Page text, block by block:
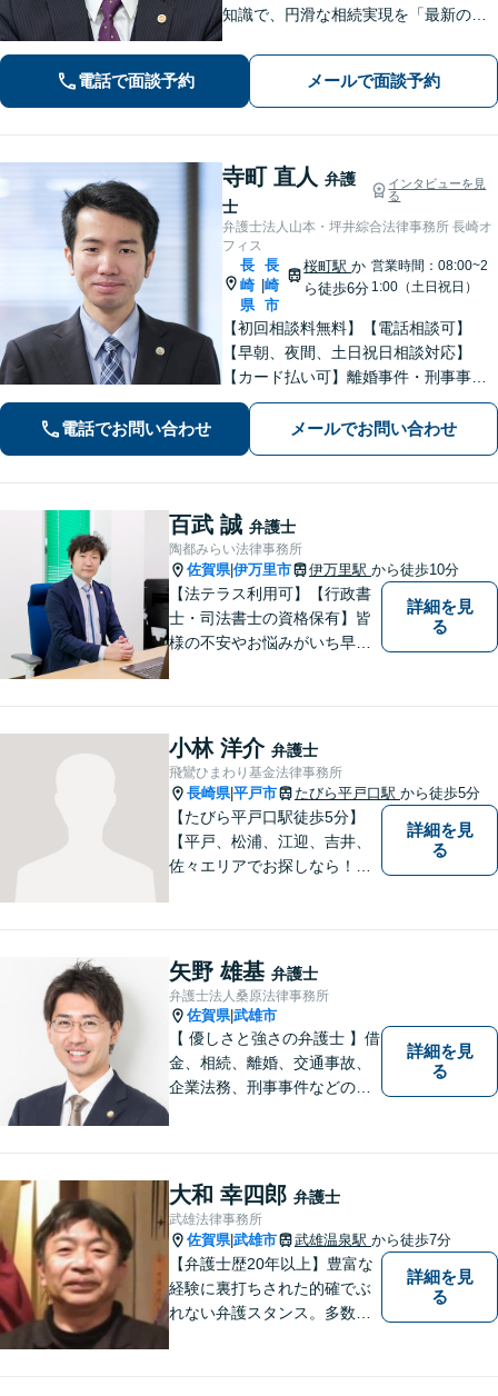
知識で、円滑な相続実現を「最新の法
交渉して賠償金アップに努めます。後
遺障害等級認定を一からサポート【夜
間・休日面談可】
電話で面談予約 メールで面談予約
寺町 直人 弁護
士
インタビューを見
る
弁護士法人山本・坪井綜合法律事務所 長崎オ
フィス
長
崎
県
|
長
崎
市
桜町駅か
ら徒歩6分
営業時間：08:00~2
1:00（土日祝日）
【初回相談料無料】【電話相談可】
【早朝、夜間、土日祝日相談対応】
【カード払い可】離婚事件・刑事事
件・交通事故の専門弁護士があなたの
お悩みを解決いたします。一人で悩ま
ずに新たな一歩をわたしたちと。
電話でお問い合わせ メールでお問い合わせ
百武 誠 弁護士
陶都みらい法律事務所
佐賀県|伊万里市 伊万里駅 から徒歩10分
【法テラス利用可】【行政書
士・司法書士の資格保有】皆
様の不安やお悩みがいち早く
たします。また、依頼者様が
お悩みを話しやすい環境作り
を心がけております。
詳細を見
る
小林 洋介 弁護士
飛鸞ひまわり基金法律事務所
長崎県|平戸市 たびら平戸口駅 から徒歩5分
【たびら平戸口駅徒歩5分】
【平戸、松浦、江迎、吉井、
佐々エリアでお探しなら！】
ど、相談しやすい環境完備◎
地域の皆様のために活動する
弁護士。【駐車場あり】
詳細を見
る
矢野 雄基 弁護士
弁護士法人桑原法律事務所
佐賀県|武雄市
【 優しさと強さの弁護士 】借
金、相続、離婚、交通事故、
企業法務、刑事事件などのご
チーム体制による迅速で最適
なリーガルサービスを提供い
たします。
詳細を見
る
大和 幸四郎 弁護士
武雄法律事務所
佐賀県|武雄市 武雄温泉駅 から徒歩7分
【弁護士歴20年以上】豊富な
経験に裏打ちされた的確でぶ
れない弁護スタンス。多数の
詳細を見
る